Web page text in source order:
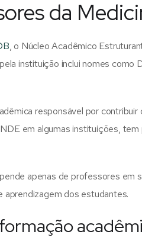
da
, o Núcleo Acadêmico
instituição inclui nomes
responsável por
em algumas instituições,
apenas de professores em
aprendizagem dos estudantes.